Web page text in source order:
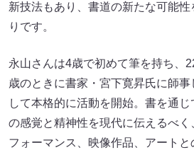
新技法もあり、書道の新たな可能
りです。
永山さんは4歳で初めて筆を持ち、
歳のときに書家・宮下寛昇氏に師事
して本格的に活動を開始。書を通じ
の感覚と精神性を現代に伝えるべ
フォーマンス、映像作品、アート